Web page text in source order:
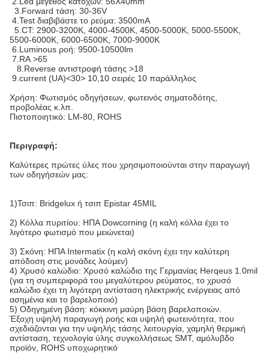
3.Forward τάση: 30-36V
4.Test διαβιβάστε το ρεύμα: 3500mA
5.CT: 2900-3200K, 4000-4500K, 4500-5000K, 5000-5500K,
5500-6000K, 6000-6500K, 7000-9000K
6.Luminous ροή: 9500-10500lm
7.RA >65
8.Reverse αντιστροφή τάσης >18
9.current (UA)<30> 10,10 σειρές 10 παράλληλος
Χρήση: Φωτισμός οδηγήσεων, φωτεινός σηματοδότης,
προβολέας κ.λπ.
Πιστοποιητικό: LM-80, ROHS
Περιγραφή:
Καλύτερες πρώτες ύλες που χρησιμοποιούνται στην παραγωγή
των οδηγήσεών μας:
1)Τσιπ: Bridgelux ή τσιπ Epistar 45MIL
2) Κόλλα πυριτίου: ΗΠΑ Dowcorning (η καλή κόλλα έχει το
λιγότερο φωτισμό που μειώνεται)
3) Σκόνη: ΗΠΑ Intermatix (η καλή σκόνη έχει την καλύτερη
απόδοση στις μονάδες λούμεν)
4) Χρυσό καλώδιο: Χρυσό καλώδιο της Γερμανίας Herqeus 1.0mil
(για τη συμπεριφορά του μεγαλύτερου ρεύματος, το χρυσό
καλώδιο έχει τη λιγότερη αντίσταση ηλεκτρικής ενέργειας από
ασημένια και το βαρελοποιό)
5) Οδηγημένη βάση: κόκκινη μαύρη βάση βαρελοποιών.
Έξοχη υψηλή παραγωγή ροής και υψηλή φωτεινότητα, που
σχεδιάζονται για την υψηλής τάσης λειτουργία, χαμηλή θερμική
αντίσταση, τεχνολογία ύλης συγκολλήσεως SMT, αμόλυβδο
προϊόν, ROHS υποχωρητικό